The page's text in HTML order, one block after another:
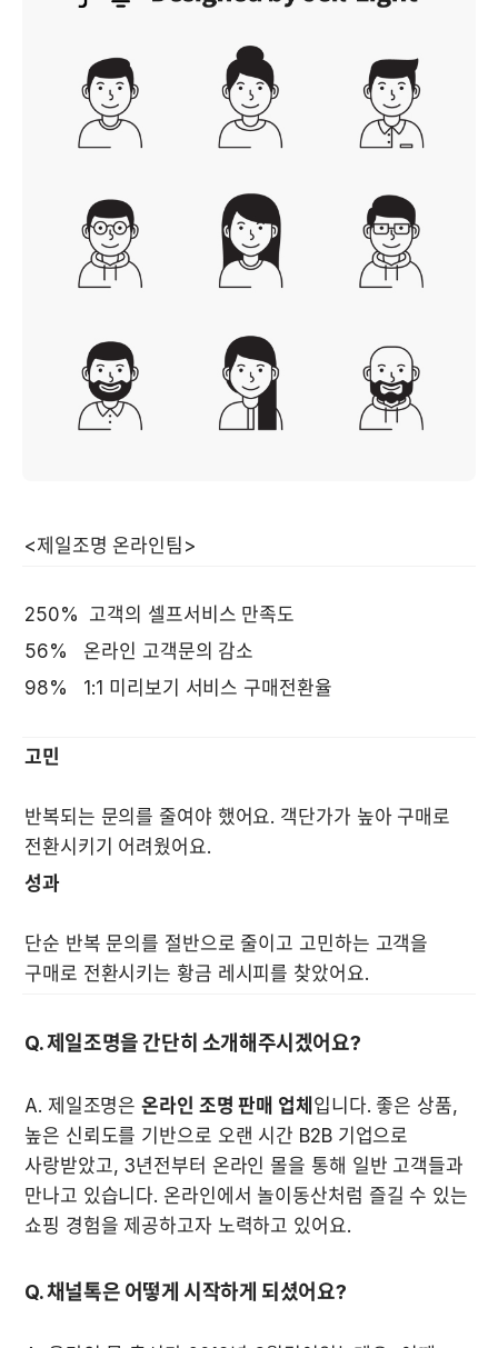
250%  고객의 셀프서비스 만족도
56%   온라인 고객문의 감소
98%   1:1 미리보기 서비스 구매전환율
고민
반복되는 문의를 줄여야 했어요. 객단가가 높아 구매로
성과
단순 반복 문의를 절반으로 줄이고 고민하는 고객을
구매로 전환시키는 황금 레시피를 찾았어요.
Q. 제일조명을 간단히 소개해주시겠어요?
A. 제일조명은 온라인 조명 판매 업체 입니다. 좋은 상품,
높은 신뢰도를 기반으로 오랜 시간 B2B 기업으로
사랑받았고, 3년전부터 온라인 몰을 통해 일반 고객들과
만나고 있습니다. 온라인에서 놀이동산처럼 즐길 수 있는
쇼핑 경험을 제공하고자 노력하고 있어요.
Q. 채널톡은 어떻게 시작하게 되셨어요?